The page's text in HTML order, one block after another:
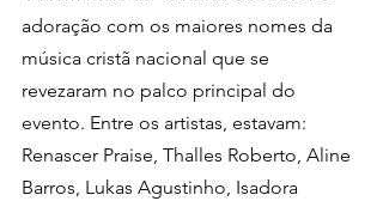
adoração com os maiores nomes da
música cristã nacional que se
revezaram no palco principal do
evento. Entre os artistas, estavam:
Renascer Praise, Thalles Roberto, Aline
Barros, Lukas Agustinho, Isadora